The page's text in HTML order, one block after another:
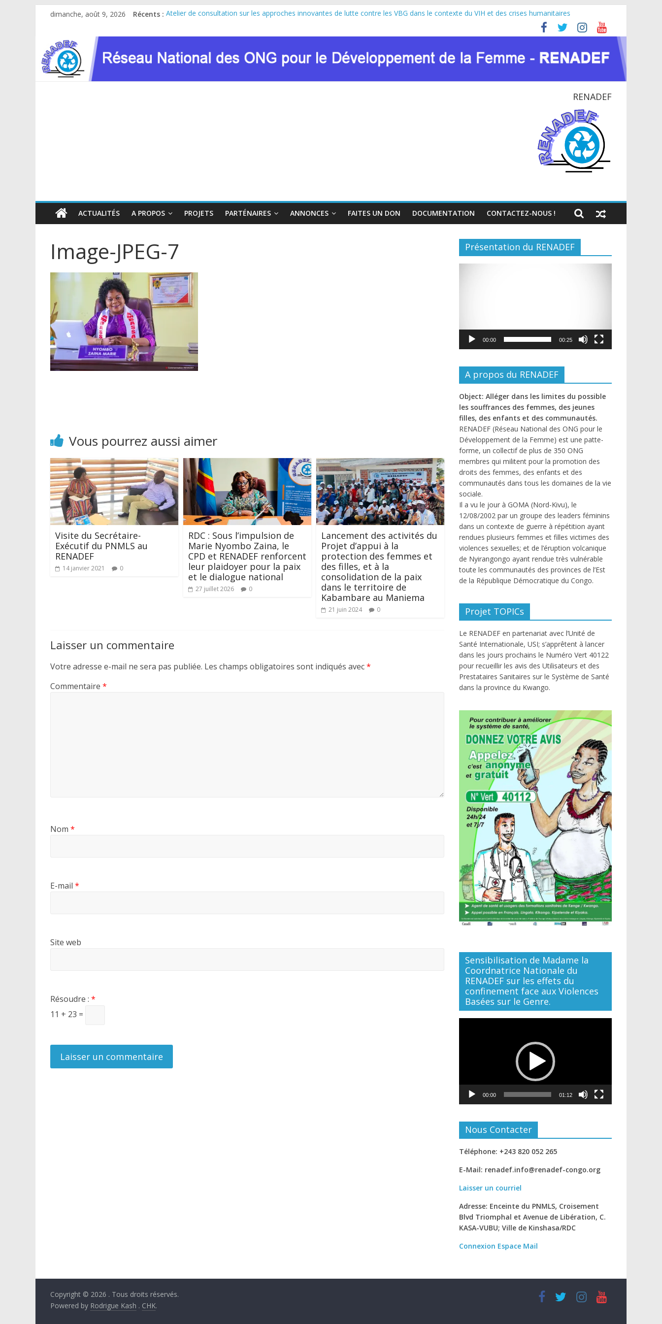
Passerdimanche, août 9, 2026 Récents : Atelier de consultation sur les approches innovantes de lutte contre les VBG dans le contexte du VIH et des crises humanitaires
Le RENADEF participe au lancement officiel de la Journée Internationale de la Femme Africaine (JIFA) 2026
FINANCEMENT GC8 DU FONDS MONDIAL : LE RENADEF CONTRIBUE AU DIALOGUE NATIONAL EN RDC
RENADEF
ACTUALITÉS A PROPOS PROJETS PARTÉNAIRES ANNONCES FAITES UN DON DOCUMENTATION CONTACTEZ-NOUS !
Image-JPEG-7
Vous pourrez aussi aimer
Visite du Secrétaire-
Exécutif du PNMLS au
RENADEF
14 janvier 2021 0
RDC : Sous l’impulsion de
Marie Nyombo Zaina, le
CPD et RENADEF renforcent
leur plaidoyer pour la paix
et le dialogue national
27 juillet 2026 0
Lancement des activités du
Projet d’appui à la
protection des femmes et
des filles, et à la
consolidation de la paix
dans le territoire de
Kabambare au Maniema
21 juin 2024 0
Laisser un commentaire
Votre adresse e-mail ne sera pas publiée. Les champs obligatoires sont indiqués avec*
Commentaire *
Nom *
E-mail *
Site web
Résoudre : *
11 + 23 =
Présentation du RENADEF
00:00 00:25
A propos du RENADEF
Object: Alléger dans les limites du possible
les souffrances des femmes, des jeunes
filles, des enfants et des communautés.
RENADEF (Réseau National des ONG pour le
Développement de la Femme) est une patte-
forme, un collectif de plus de 350 ONG
membres qui militent pour la promotion des
droits des femmes, des enfants et des
communautés dans tous les domaines de la vie
sociale.
Il a vu le jour à GOMA (Nord-Kivu), le
12/08/2002 par un groupe des leaders féminins
dans un contexte de guerre à répétition ayant
rendues plusieurs femmes et filles victimes des
violences sexuelles; et de l’éruption volcanique
de Nyirangongo ayant rendue très vulnérable
toute les communautés des provinces de l’Est
de la République Démocratique du Congo.
Projet TOPICs
Le RENADEF en partenariat avec l’Unité de
Santé Internationale, USI; s’apprêtent à lancer
dans les jours prochains le Numéro Vert 40122
pour recueillir les avis des Utilisateurs et des
Prestataires Sanitaires sur le Système de Santé
dans la province du Kwango.
Sensibilisation de Madame la
Coordnatrice Nationale du
RENADEF sur les effets du
confinement face aux Violences
Basées sur le Genre.
00:00 01:12
Nous Contacter
Téléphone: +243 820 052 265
E-Mail: renadef.info@renadef-congo.org
Laisser un courriel
Adresse: Enceinte du PNMLS, Croisement
Blvd Triomphal et Avenue de Libération, C.
KASA-VUBU; Ville de Kinshasa/RDC
Connexion Espace Mail
Copyright © 2026 . Tous droits réservés.
Powered by Rodrigue Kash . CHK.